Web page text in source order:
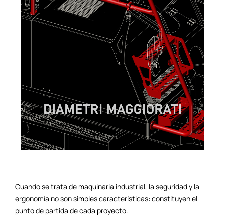
Cuando se trata de maquinaria industrial, la seguridad y la
ergonomía no son simples características: constituyen el
punto de partida de cada proyecto.